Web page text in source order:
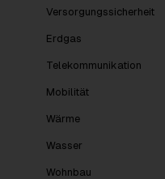
Versorgungssicherheit
Erdgas
Telekommunikation
Mobilität
Wärme
Wasser
Wohnbau